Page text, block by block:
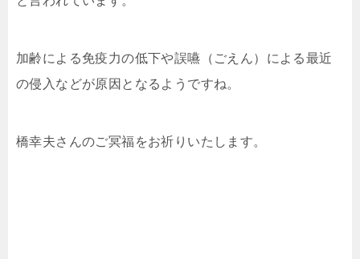
加齢による免疫力の低下や誤嚥（ごえん）による最近
の侵入などが原因となるようですね。
橋幸夫さんのご冥福をお祈りいたします。